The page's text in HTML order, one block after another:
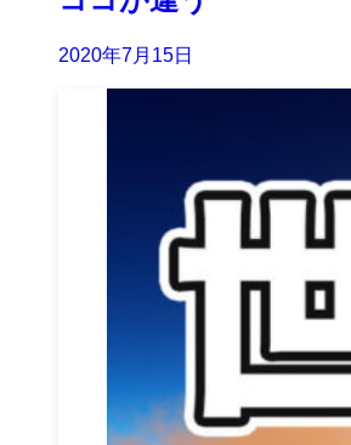
2020年7月15日